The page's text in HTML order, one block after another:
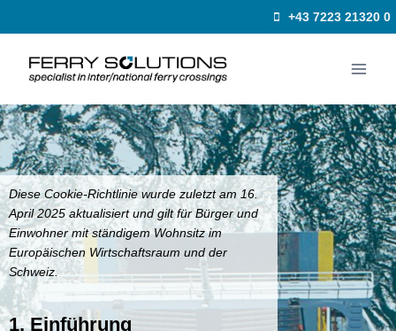
+43 7223 21320 0
Diese Cookie-Richtlinie wurde zuletzt am 16.
April 2025 aktualisiert und gilt für Bürger und
Einwohner mit ständigem Wohnsitz im
Europäischen Wirtschaftsraum und der
Schweiz.
1. Einführung